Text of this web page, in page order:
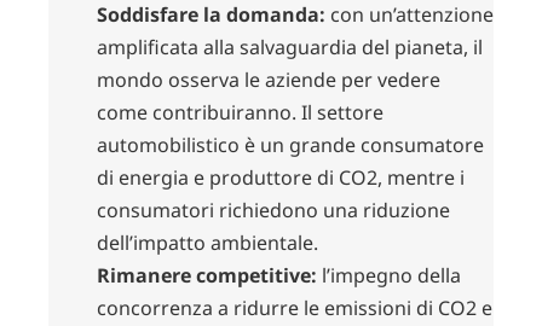
Soddisfare la domanda: con un’attenzione
amplificata alla salvaguardia del pianeta, il
mondo osserva le aziende per vedere
come contribuiranno. Il settore
automobilistico è un grande consumatore
di energia e produttore di CO2, mentre i
consumatori richiedono una riduzione
dell’impatto ambientale.
Rimanere competitive: l’impegno della
concorrenza a ridurre le emissioni di CO2 e